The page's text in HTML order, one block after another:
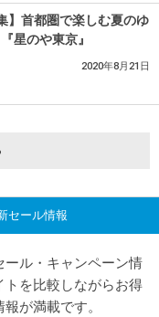
】首都圏で楽しむ夏のゆ
星のや東京』
2020年8月21日
セール情報
ール・キャンペーン情
を比較しながらお得
が満載です。